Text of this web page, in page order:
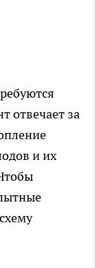
отвечает за
и их